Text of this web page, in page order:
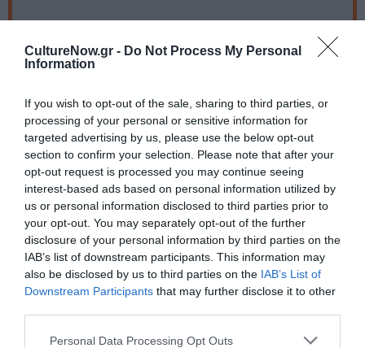
CultureNow.gr - Do Not Process My Personal
Information
If you wish to opt-out of the sale, sharing to third parties, or
processing of your personal or sensitive information for
targeted advertising by us, please use the below opt-out
section to confirm your selection. Please note that after your
opt-out request is processed you may continue seeing
interest-based ads based on personal information utilized by
us or personal information disclosed to third parties prior to
your opt-out. You may separately opt-out of the further
disclosure of your personal information by third parties on the
IAB’s list of downstream participants. This information may
also be disclosed by us to third parties on the IAB’s List of
Downstream Participants that may further disclose it to other
Personal Data Processing Opt Outs
Σειρά: Λογοτεχνία για παιδιά, Ηλικία:
Από 8 ετών, Εξώφυλλο: Μαλακό,
Ακολουθήστε το Culturenow.gr στοGoogle News
μάθετε πρώτοι όλες τις ειδήσεις
Δείτε όλα τατελευταία νέαγια την Τέχνη και τον
Πολιτισμό στοCulturenow.gr
Νέοι Διαγωνισμοί ❯
Tags
ΕΚΔΟΣΕΙΣ ΜΕΤΑΙΧΜΙΟ ΠΑΙΔΙΚΟ ΒΙΒΛΙΟ